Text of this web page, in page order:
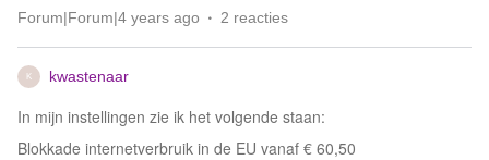
Forum|Forum|4 years ago 2 reacties
K kwastenaar
In mijn instellingen zie ik het volgende staan:
Blokkade internetverbruik in de EU vanaf € 60,50